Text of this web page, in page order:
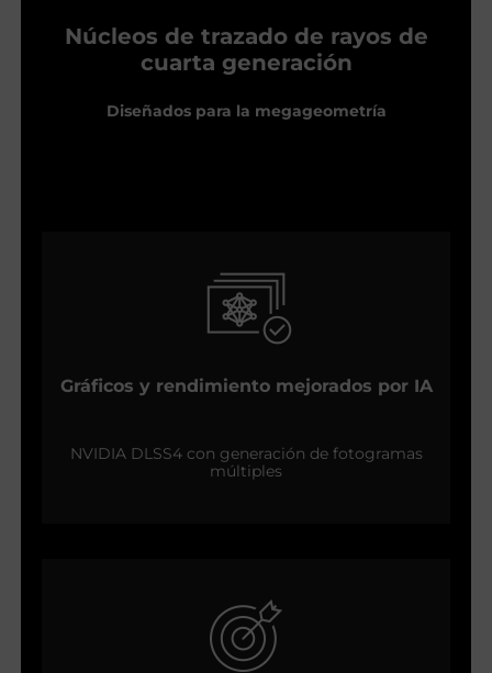
Núcleos de trazado de rayos de
cuarta generación
Diseñados para la megageometría
Gráficos y rendimiento mejorados por IA
NVIDIA DLSS4 con generación de fotogramas
múltiples